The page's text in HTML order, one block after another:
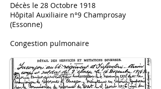
Décès le 28 Octobre 1918
Hôpital Auxiliaire n°9 Champrosay
(Essonne)
Congestion pulmonaire